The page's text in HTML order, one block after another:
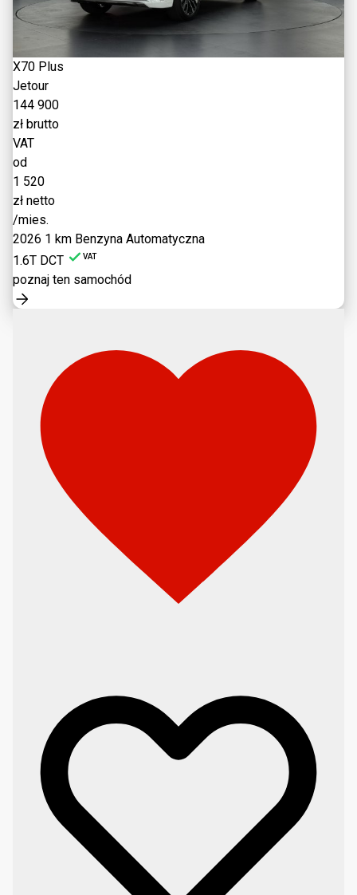
X70 Plus
Jetour
144 900
zł brutto
VAT
od
1 520
zł netto
/mies.
2026 1 km Benzyna Automatyczna
1.6T DCT
VAT
poznaj ten samochód